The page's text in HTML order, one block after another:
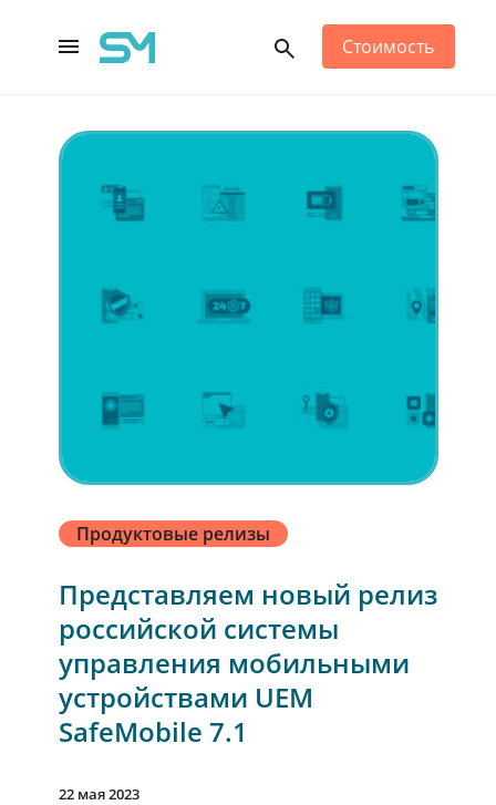
Main Navigation Стоимость
Продуктовые релизы
Представляем новый релиз
российской системы
управления мобильными
устройствами UEM
SafeMobile 7.1
22 мая 2023